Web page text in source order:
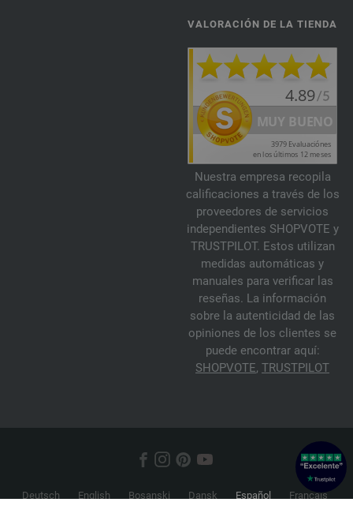
VALORACIÓN DE LA TIENDA
Nuestra empresa recopila
calificaciones a través de los
proveedores de servicios
independientes SHOPVOTE y
TRUSTPILOT. Estos utilizan
medidas automáticas y
manuales para verificar las
reseñas. La información
sobre la autenticidad de las
opiniones de los clientes se
puede encontrar aquí:
SHOPVOTE, TRUSTPILOT
Deutsch English Bosanski Dansk Español
Français